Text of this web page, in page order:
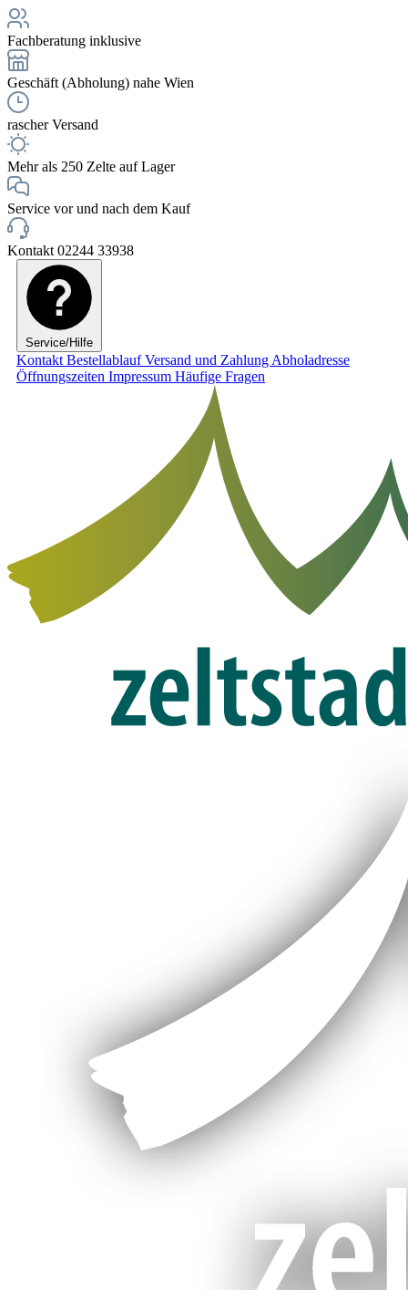
Fachberatung inklusive
Geschäft (Abholung) nahe Wien
rascher Versand
Mehr als 250 Zelte auf Lager
Service vor und nach dem Kauf
Kontakt 02244 33938
Service/Hilfe
Kontakt BestellablaufVersand und Zahlung Abholadresse
Öffnungszeiten Impressum Häufige Fragen